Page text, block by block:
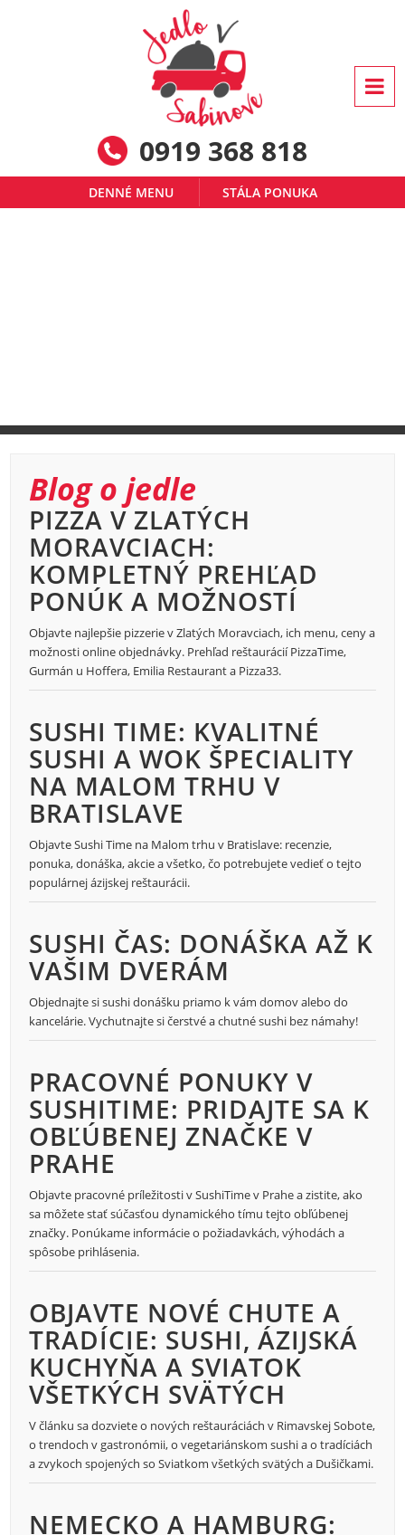
0919 368 818
DENNÉ MENU STÁLA PONUKA
Blog o jedle
PIZZA V ZLATÝCH
MORAVCIACH:
KOMPLETNÝ PREHĽAD
PONÚK A MOŽNOSTÍ
Objavte najlepšie pizzerie v Zlatých Moravciach, ich menu, ceny a
možnosti online objednávky. Prehľad reštaurácií PizzaTime,
Gurmán u Hoffera, Emilia Restaurant a Pizza33.
SUSHI TIME: KVALITNÉ
SUSHI A WOK ŠPECIALITY
NA MALOM TRHU V
BRATISLAVE
Objavte Sushi Time na Malom trhu v Bratislave: recenzie,
ponuka, donáška, akcie a všetko, čo potrebujete vedieť o tejto
populárnej ázijskej reštaurácii.
SUSHI ČAS: DONÁŠKA AŽ K
VAŠIM DVERÁM
Objednajte si sushi donášku priamo k vám domov alebo do
kancelárie. Vychutnajte si čerstvé a chutné sushi bez námahy!
PRACOVNÉ PONUKY V
SUSHITIME: PRIDAJTE SA K
OBĽÚBENEJ ZNAČKE V
PRAHE
Objavte pracovné príležitosti v SushiTime v Prahe a zistite, ako
sa môžete stať súčasťou dynamického tímu tejto obľúbenej
značky. Ponúkame informácie o požiadavkách, výhodách a
spôsobe prihlásenia.
OBJAVTE NOVÉ CHUTE A
TRADÍCIE: SUSHI, ÁZIJSKÁ
KUCHYŇA A SVIATOK
VŠETKÝCH SVÄTÝCH
V článku sa dozviete o nových reštauráciách v Rimavskej Sobote,
o trendoch v gastronómii, o vegetariánskom sushi a o tradíciách
a zvykoch spojených so Sviatkom všetkých svätých a Dušičkami.
NEMECKO A HAMBURG: